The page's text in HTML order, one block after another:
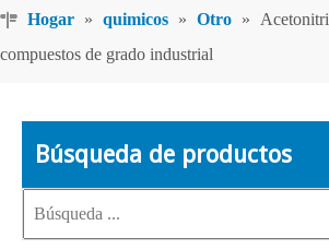
Hogar » quimicos » Otro »
compuestos de grado industrial
Búsqueda de productos